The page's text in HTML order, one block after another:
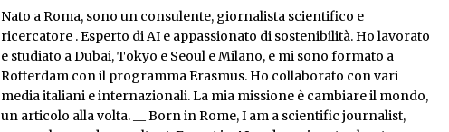
Nato a Roma, sono un consulente, giornalista scientifico e
ricercatore . Esperto di AI e appassionato di sostenibilità. Ho lavorato
e studiato a Dubai, Tokyo e Seoul e Milano, e mi sono formato a
Rotterdam con il programma Erasmus. Ho collaborato con vari
media italiani e internazionali. La mia missione è cambiare il mondo,
un articolo alla volta. __ Born in Rome, I am a scientific journalist,